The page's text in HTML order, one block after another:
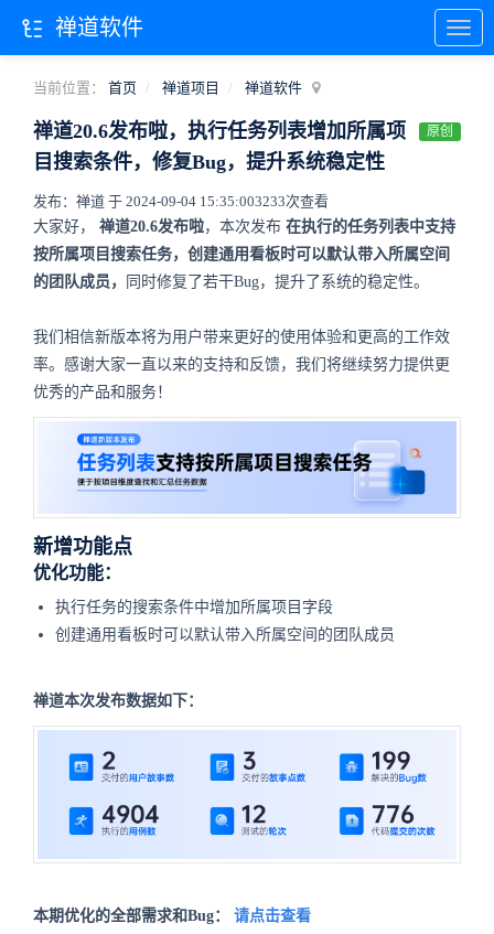
当前位置： 首页 禅道项目 禅道软件
禅道20.6发布啦，执行任务列表增加所属项
目搜索条件，修复Bug，提升系统稳定性
原创
发布：禅道 于 2024-09-04 15:35:003233次查看
大家好， 禅道20.6发布啦，本次发布 在执行的任务列表中支持
按所属项目搜索任务，创建通用看板时可以默认带入所属空间
的团队成员，
同时修复了若干Bug，提升了系统的稳定性。
我们相信新版本将为用户带来更好的使用体验和更高的工作效
率。感谢大家一直以来的支持和反馈，我们将继续努力提供更
优秀的产品和服务！
新增功能点
优化功能：
执行任务的搜索条件中增加所属项目字段
创建通用看板时可以默认带入所属空间的团队成员
禅道本次发布数据如下：
本期优化的全部需求和Bug： 请点击查看
禅道软件